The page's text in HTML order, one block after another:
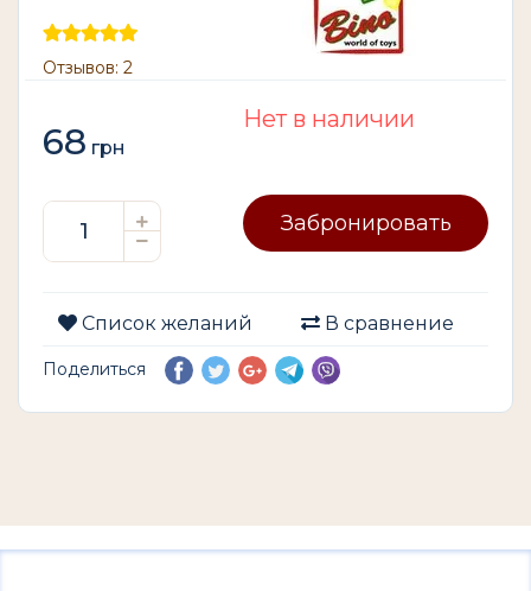
Отзывов: 2
68 грн
Нет в наличии
Забронировать
Список желаний В сравнение
Поделиться